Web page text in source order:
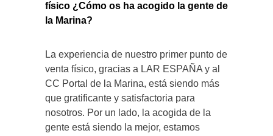
físico ¿Cómo os ha acogido la gente de
la Marina?
La experiencia de nuestro primer punto de
venta físico, gracias a LAR ESPAÑA y al
CC Portal de la Marina, está siendo más
que gratificante y satisfactoria para
nosotros. Por un lado, la acogida de la
gente está siendo la mejor, estamos